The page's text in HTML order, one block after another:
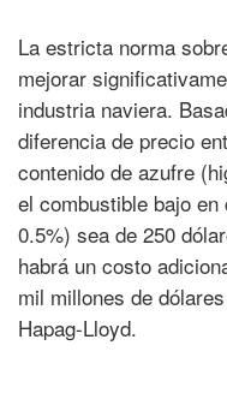
La estricta norma
mejorar
industria naviera.
diferencia de precio
contenido de azufre
el combustible bajo
0.5%) sea de 250
habrá un costo
mil millones de
Hapag-Lloyd.